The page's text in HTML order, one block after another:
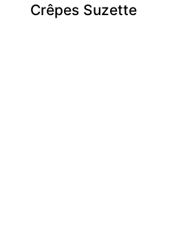
Crêpes Suzette